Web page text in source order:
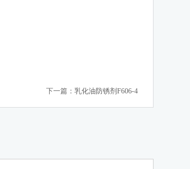
下一篇： 乳化油防锈剂F606-4